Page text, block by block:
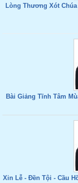
Lòng Thương Xót
Bài Giảng Tĩnh Tâm
Xin Lễ - Đền Tội - Cầu